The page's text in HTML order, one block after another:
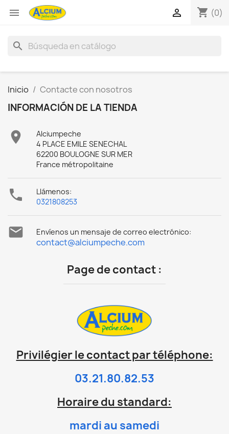
 shopping_cart (0)

search
Inicio Contacte con nosotros
INFORMACIÓN DE LA TIENDA

Alciumpeche
4 PLACE EMILE SENECHAL
62200 BOULOGNE SUR MER
France métropolitaine

Llámenos:
0321808253
 Envíenos un mensaje de correo electrónico:
contact@alciumpeche.com
Page de contact :
Privilégier le contact par téléphone:
03.21.80.82.53
Horaire du standard:
mardi au samedi